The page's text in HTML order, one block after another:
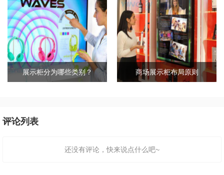
展示柜分为哪些类别？ 商场展示柜布局原则
评论列表
还没有评论，快来说点什么吧~